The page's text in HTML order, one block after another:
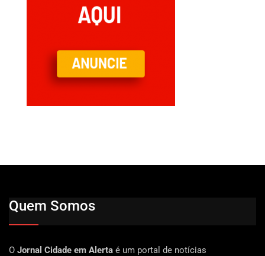
Quem Somos
O Jornal Cidade em Alerta é um portal de notícias